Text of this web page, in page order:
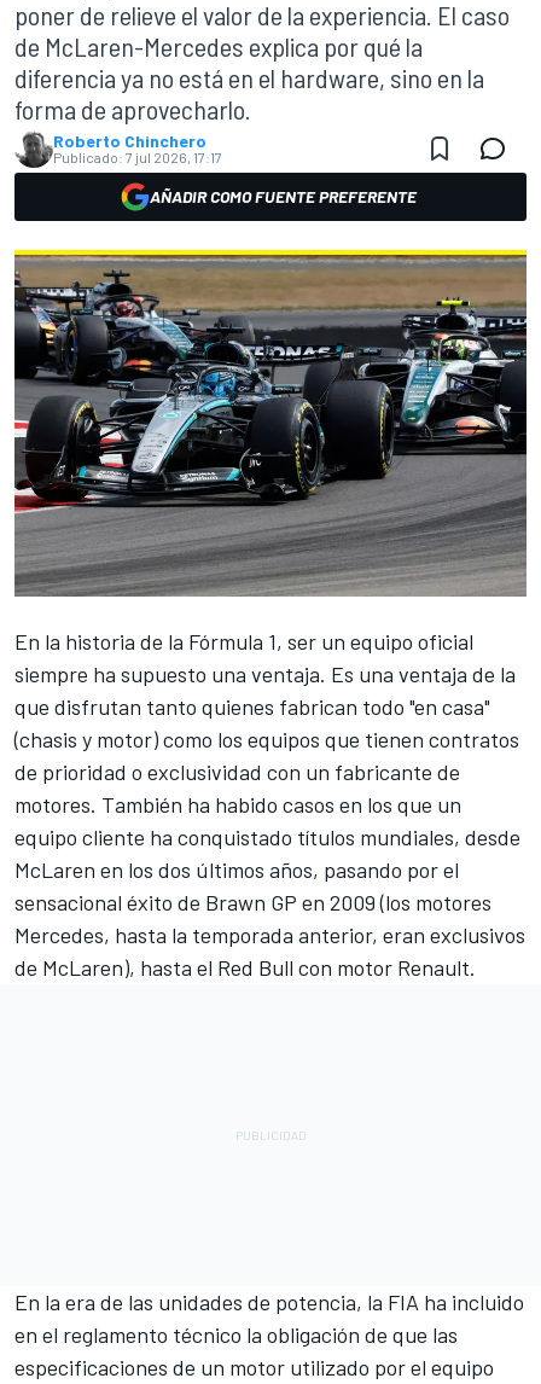
poner de relieve el valor de la experiencia. El caso
de McLaren-Mercedes explica por qué la
diferencia ya no está en el hardware, sino en la
forma de aprovecharlo.
Roberto Chinchero
Publicado: 7 jul 2026, 17:17
AÑADIR COMO FUENTE PREFERENTE
En la historia de la Fórmula 1, ser un equipo oficial
siempre ha supuesto una ventaja. Es una ventaja de la
que disfrutan tanto quienes fabrican todo "en casa"
(chasis y motor) como los equipos que tienen contratos
de prioridad o exclusividad con un fabricante de
motores. También ha habido casos en los que un
equipo cliente ha conquistado títulos mundiales, desde
McLaren en los dos últimos años, pasando por el
sensacional éxito de Brawn GP en 2009 (los motores
Mercedes, hasta la temporada anterior, eran exclusivos
de McLaren), hasta el Red Bull con motor Renault.
En la era de las unidades de potencia, la FIA ha incluido
en el reglamento técnico la obligación de que las
especificaciones de un motor utilizado por el equipo